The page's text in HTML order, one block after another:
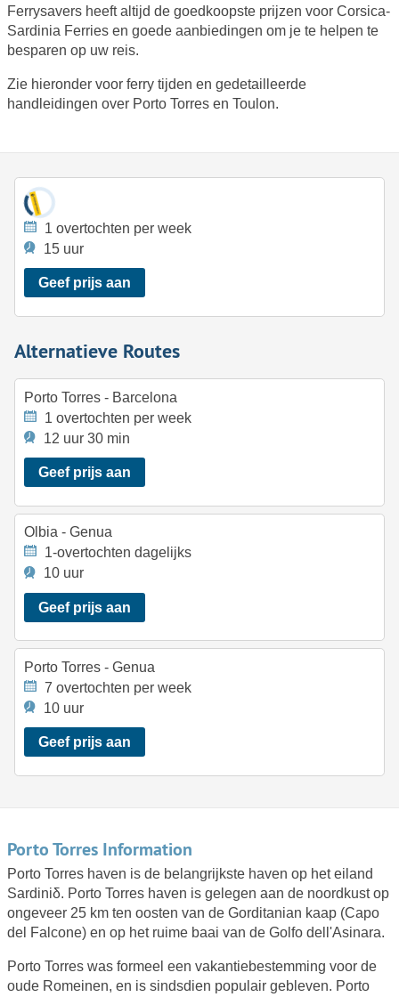
Ferrysavers heeft altijd de goedkoopste prijzen voor Corsica-
Sardinia Ferries en goede aanbiedingen om je te helpen te
besparen op uw reis.
Zie hieronder voor ferry tijden en gedetailleerde
handleidingen over Porto Torres en Toulon.
1 overtochten per week
15 uur
Geef prijs aan
Alternatieve Routes
Porto Torres - Barcelona
1 overtochten per week
12 uur 30 min
Geef prijs aan
Olbia - Genua
1-overtochten dagelijks
10 uur
Geef prijs aan
Porto Torres - Genua
7 overtochten per week
10 uur
Geef prijs aan
Porto Torres Information
Porto Torres haven is de belangrijkste haven op het eiland
Sardiniδ. Porto Torres haven is gelegen aan de noordkust op
ongeveer 25 km ten oosten van de Gorditanian kaap (Capo
del Falcone) en op het ruime baai van de Golfo dell'Asinara.
Porto Torres was formeel een vakantiebestemming voor de
oude Romeinen, en is sindsdien populair gebleven. Porto